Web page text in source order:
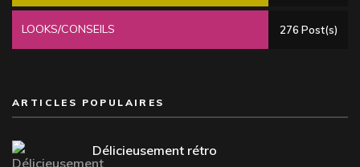
LOOKS/CONSEILS 276 Post(s)
ARTICLES POPULAIRES
Délicieusement rétro